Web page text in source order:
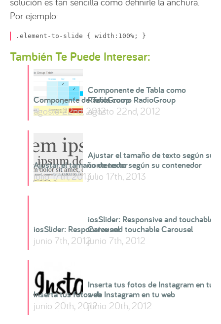
Por ejemplo:
.element-to-slide { width:100%; }
También Te Puede Interesar:
Componente de Tabla como
RadioGroup
agosto 22nd, 2012
Componente de Tabla como RadioGroup
agosto 22nd, 2012
Ajustar el tamaño de texto según su
contenedor
julio 17th, 2013
Ajustar el tamaño de texto según su contenedor
julio 17th, 2013
iosSlider: Responsive and touchable
Carousel
junio 7th, 2012
iosSlider: Responsive and touchable Carousel
junio 7th, 2012
Inserta tus fotos de Instagram en tu
web
junio 20th, 2012
Inserta tus fotos de Instagram en tu web
junio 20th, 2012